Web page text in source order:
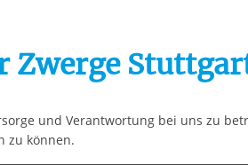
Zwerge
und Verantwortung bei uns zu
zu können.